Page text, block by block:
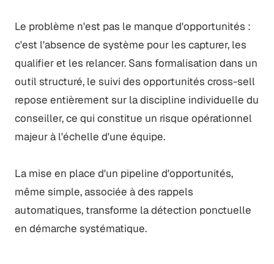
Le problème n'est pas le manque d'opportunités :
c'est l'absence de système pour les capturer, les
qualifier et les relancer. Sans formalisation dans un
outil structuré, le suivi des opportunités cross-sell
repose entièrement sur la discipline individuelle du
conseiller, ce qui constitue un risque opérationnel
majeur à l'échelle d'une équipe.
La mise en place d'un pipeline d'opportunités,
même simple, associée à des rappels
automatiques, transforme la détection ponctuelle
en démarche systématique.